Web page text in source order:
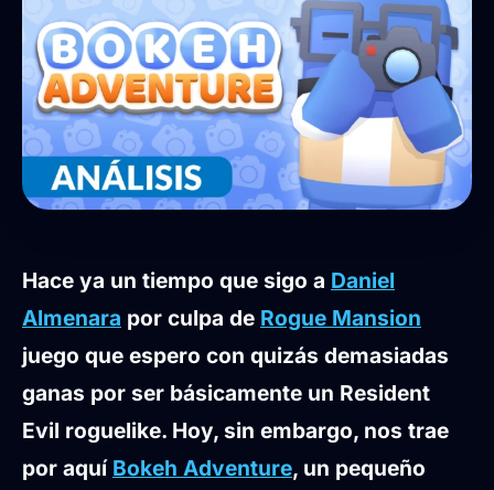
Hace ya un tiempo que sigo a Daniel
Almenara por culpa de Rogue Mansion
juego que espero con quizás demasiadas
ganas por ser básicamente un Resident
Evil roguelike. Hoy, sin embargo, nos trae
por aquí Bokeh Adventure, un pequeño